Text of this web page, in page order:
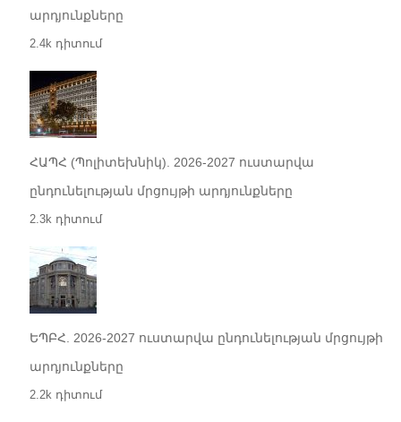
արդյունքները
2.4k դիտում
ՀԱՊՀ (Պոլիտեխնիկ). 2026-2027 ուստարվա
ընդունելության մրցույթի արդյունքները
2.3k դիտում
ԵՊԲՀ. 2026-2027 ուստարվա ընդունելության մրցույթի
արդյունքները
2.2k դիտում